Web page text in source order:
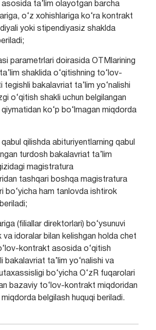
ta’lim olayotgan barcha
o‘z xohishlariga ko‘ra kontrakt
yoki stipendiyasiz shaklda
parametrlari doirasida OTMlarining
shaklida o‘qitishning to‘lov-
bakalavriat ta’lim yo‘nalishi
o‘qitish shakli uchun belgilangan
ko‘p bo‘lmagan miqdorda
qilishda abituriyentlarning qabul
turdosh bakalavriat ta’lim
magistratura
tashqari boshqa magistratura
bo‘yicha ham tanlovda ishtirok
(filiallar direktorlari) bo‘ysunuvi
va idoralar bilan kelishgan holda chet
kontrakt asosida o‘qitish
bakalavriat ta’lim yo‘nalishi va
bo‘yicha O‘zR fuqarolari
bazaviy to‘lov-kontrakt miqdoridan
miqdorda belgilash huquqi beriladi.